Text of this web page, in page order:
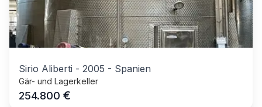
Sirio Aliberti - 2005 - Spanien
Gär- und Lagerkeller
254.800 €